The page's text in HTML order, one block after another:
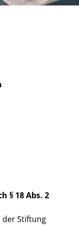
§ 18 Abs. 2
der Stiftung